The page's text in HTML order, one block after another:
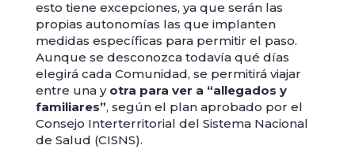
esto tiene excepciones, ya que serán las
propias autonomías las que implanten
medidas específicas para permitir el paso.
Aunque se desconozca todavía qué días
elegirá cada Comunidad, se permitirá viajar
entre una y otra para ver a “allegados y
familiares”, según el plan aprobado por el
Consejo Interterritorial del Sistema Nacional
de Salud (CISNS).